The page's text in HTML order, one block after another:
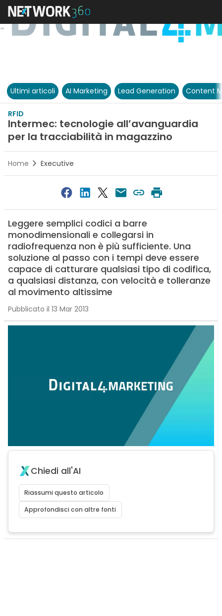
Ultimi articoli AI Marketing Lead Generation Content
RFID
Intermec: tecnologie all’avanguardia
per la tracciabilità in magazzino
Home Executive
Leggere semplici codici a barre
monodimensionali e collegarsi in
radiofrequenza non è più sufficiente. Una
soluzione al passo con i tempi deve essere
capace di catturare qualsiasi tipo di codifica,
a qualsiasi distanza, con velocità e tolleranze
al movimento altissime
Pubblicato il 13 Mar 2013
Chiedi all'AI
Riassumi questo articolo
Approfondisci con altre fonti